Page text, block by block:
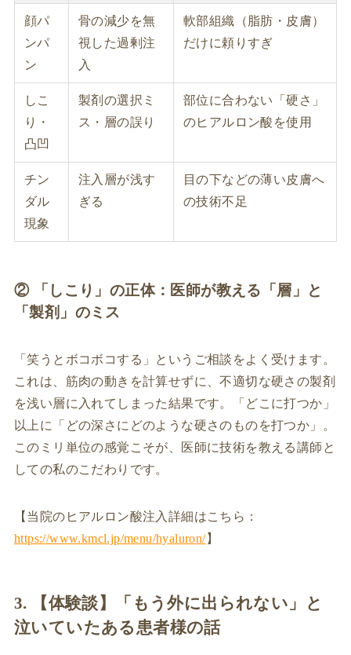
顔パ
ンパ
ン
骨の減少を無
視した過剰注
入
軟部組織（脂肪・皮膚）
だけに頼りすぎ
しこ
り・
凸凹
製剤の選択ミ
ス・層の誤り
部位に合わない「硬さ」
のヒアルロン酸を使用
チン
ダル
現象
注入層が浅す
ぎる
目の下などの薄い皮膚へ
の技術不足
② 「しこり」の正体：医師が教える「層」と
「製剤」のミス
「笑うとボコボコする」というご相談をよく受けます。
これは、筋肉の動きを計算せずに、不適切な硬さの製剤
を浅い層に入れてしまった結果です。「どこに打つか」
以上に「どの深さにどのような硬さのものを打つか」。
このミリ単位の感覚こそが、医師に技術を教える講師と
しての私のこだわりです。
【当院のヒアルロン酸注入詳細はこちら：
https://www.kmcl.jp/menu/hyaluron/】
3. 【体験談】「もう外に出られない」と
泣いていたある患者様の話